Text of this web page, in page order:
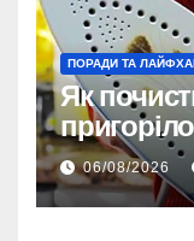
ПОРАДИ ТА
Як
06/08/2026